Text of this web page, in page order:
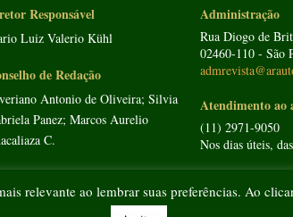
Responsável
Luiz Valerio Kühl
de Redação
Antonio de Oliveira; Silvia
Panez; Marcos Aurelio
C.
Administração
Rua Diogo de
02460-110 - São
Atendimento ao
(11) 2971-9050
Nos dias úteis,
os direitos reservados - Arautos do Evangelho
relevante ao lembrar suas preferências. Ao